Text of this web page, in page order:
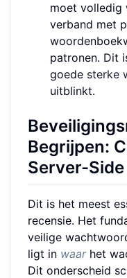
moet volledig
verband met
patronen. Dit
goede sterke
uitblinkt.
Begrijpen:
Server-
Dit is het meest
recensie. Het
veilige
ligt in waarhet
Dit onderscheid